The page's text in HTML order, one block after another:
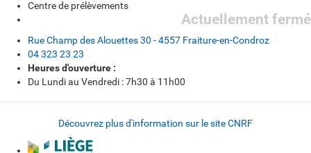
Centre de prélèvements
Actuellement fermé
Rue Champ des Alouettes 30 - 4557 Fraiture-en-Condroz
04 323 23 23
Heures d'ouverture :
Du Lundi au Vendredi : 7h30 à 11h00
Découvrez plus d'information sur le site CNRF